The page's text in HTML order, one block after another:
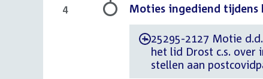
Moties ingediend tijdens
-25295-2127 Motie
het lid Drost c.s. over
stellen aan
4